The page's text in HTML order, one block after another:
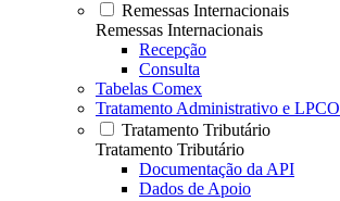
Remessas Internacionais
Remessas Internacionais
Recepção
Consulta
Tabelas Comex
Tratamento Administrativo e LPCO
Tratamento Tributário
Tratamento Tributário
Documentação da API
Dados de Apoio